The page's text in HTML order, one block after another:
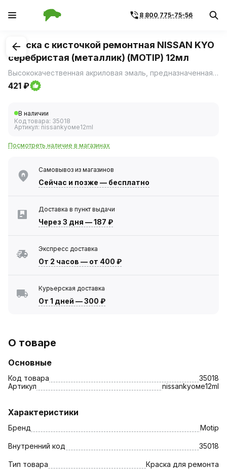
8 800 775-75-56
1/1
Краска с кисточкой ремонтная NISSAN KYO
серебристая (металлик) (MOTIP) 12мл
Высококачественная акриловая эмаль, предназначенная для ремонта сколов и царапин на лакокрасочном покрытии автомобиля.
421 ₽
В наличии
Код товара: 35018
Артикул: nissankyoме12ml
Посмотреть наличие в магазинах
Самовывоз из магазинов
Сейчас и позже — бесплатно
Доставка в пункт выдачи
Через 3 дня —187 ₽
Экспресс доставка
От 2 часов — от 400 ₽
Курьерская доставка
От 1 дней —300 ₽
О товаре
Основные
Код товара
35018
Артикул
nissankyoме12ml
Характеристики
Бренд Motip
Внутренний код 35018
Тип товара Краска для ремонта